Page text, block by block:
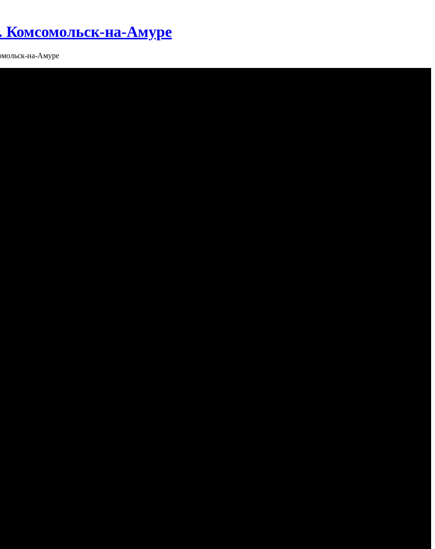
Комсомольск-на-Амуре
на-Амуре